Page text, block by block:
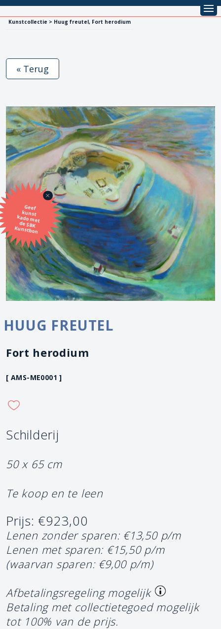
Kunstcollectie > Huug freutel, Fort herodium
Geef
kunst
kado met
de SBK
Kunstbon
« Terug
HUUG FREUTEL
Fort herodium
[ AMS-ME0001 ]
Schilderij
50 x 65 cm
Te koop en te leen
Prijs: €923,00
Lenen zonder sparen: €13,50 p/m
Lenen met sparen: €15,50 p/m
(waarvan sparen: €9,00 p/m)
Afbetalingsregeling mogelijk
Betaling met collectietegoed mogelijk
tot 100% van de prijs.